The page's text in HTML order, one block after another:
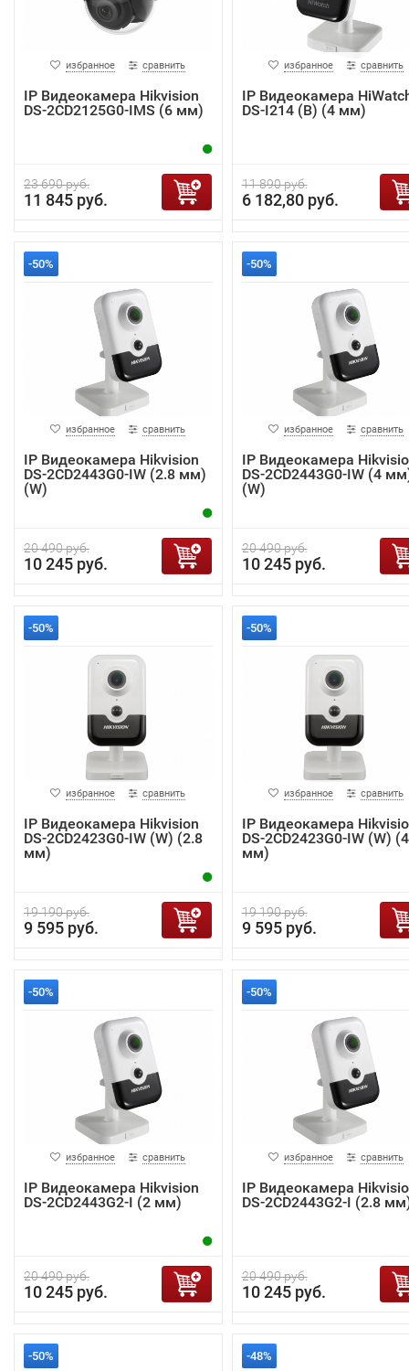
избранное сравнить
IP Видеокамера Hikvision
DS-2CD2125G0-IMS (6 мм)
23 690 руб.
11 845 руб.
избранное сравнить
IP Видеокамера
DS-I214 (B) (4 мм)
11 890 руб.
6 182,80 руб.
-50%
избранное сравнить
IP Видеокамера Hikvision
DS-2CD2443G0-IW (2.8 мм)
(W)
20 490 руб.
10 245 руб.
-50%
избранное сравнить
IP Видеокамера
DS-2CD2443G0-IW (4
(W)
20 490 руб.
10 245 руб.
-50%
избранное сравнить
IP Видеокамера Hikvision
DS-2CD2423G0-IW (W) (2.8
мм)
19 190 руб.
9 595 руб.
-50%
избранное сравнить
IP Видеокамера
DS-2CD2423G0-IW (W) (4
мм)
19 190 руб.
9 595 руб.
-50%
избранное сравнить
IP Видеокамера Hikvision
DS-2CD2443G2-I (2 мм)
20 490 руб.
10 245 руб.
-50%
избранное сравнить
IP Видеокамера
DS-2CD2443G2-I (2.8
20 490 руб.
10 245 руб.
-50% -48%